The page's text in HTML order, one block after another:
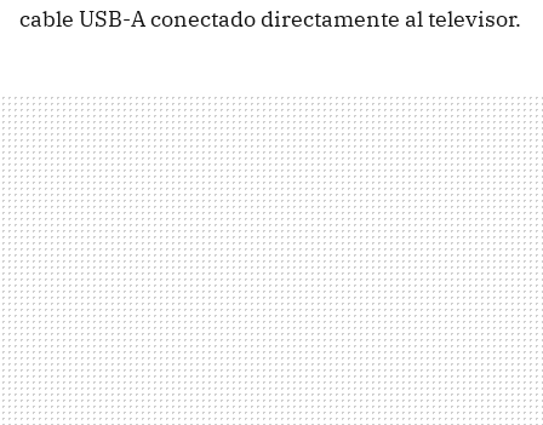
cable USB-A conectado directamente al televisor.